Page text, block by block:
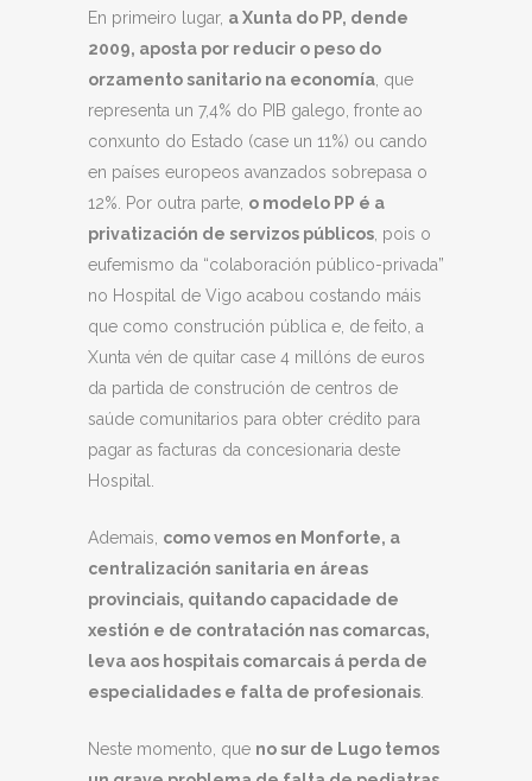
En primeiro lugar, a Xunta do PP, dende
2009, aposta por reducir o peso do
orzamento sanitario na economía , que
representa un 7,4% do PIB galego, fronte ao
conxunto do Estado (case un 11%) ou cando
en países europeos avanzados sobrepasa o
12%. Por outra parte, o modelo PP é a
privatización de servizos públicos , pois o
eufemismo da “colaboración público-privada”
no Hospital de Vigo acabou costando máis
que como construción pública e, de feito, a
Xunta vén de quitar case 4 millóns de euros
da partida de construción de centros de
saúde comunitarios para obter crédito para
pagar as facturas da concesionaria deste
Hospital.
Ademais, como vemos en Monforte, a
centralización sanitaria en áreas
provinciais, quitando capacidade de
xestión e de contratación nas comarcas,
leva aos hospitais comarcais á perda de
especialidades e falta de profesionais
Neste momento, que no sur de Lugo temos